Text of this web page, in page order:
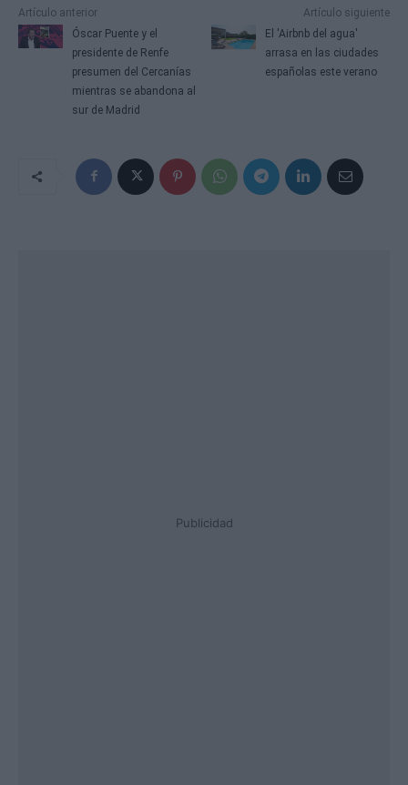
Artículo anterior
Óscar Puente y el
presidente de Renfe
presumen del Cercanías
mientras se abandona al
sur de Madrid
Artículo siguiente
El 'Airbnb del agua'
arrasa en las ciudades
españolas este verano
Publicidad